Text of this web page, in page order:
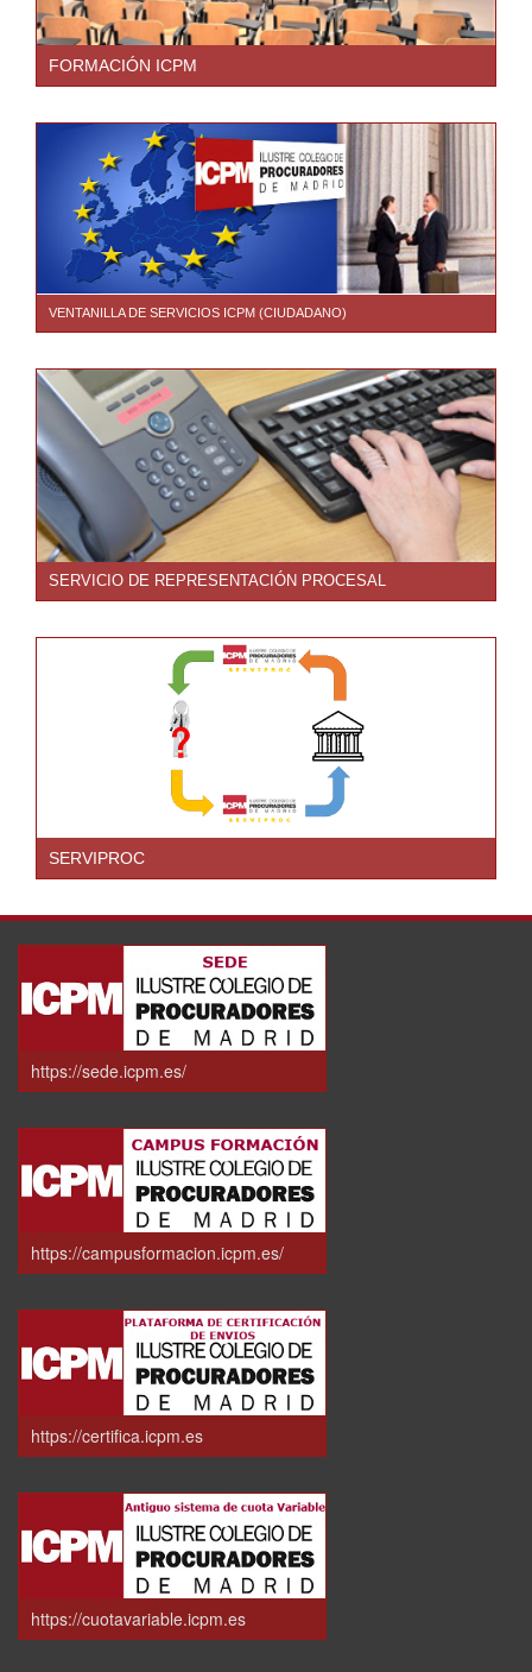
FORMACIÓN ICPM
VENTANILLA DE SERVICIOS ICPM (CIUDADANO)
SERVICIO DE REPRESENTACIÓN PROCESAL
SERVIPROC
https://sede.icpm.es/
https://campusformacion.icpm.es/
https://certifica.icpm.es
https://cuotavariable.icpm.es